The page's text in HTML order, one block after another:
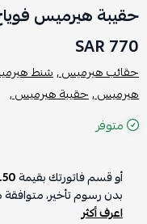
حقيبة هيرميس
770 SAR
حقائب هيرميس ,شنط
هيرميس ,حقيبة هيرميس ,
متوفر
أو قسم فاتورتك بقيمة
بدون رسوم تأخير،
اعرف أكثر